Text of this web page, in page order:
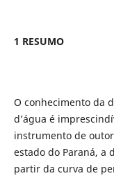
1 RESUMO
O conhecimento da
d’água é
instrumento de
estado do Paraná, a
partir da curva de